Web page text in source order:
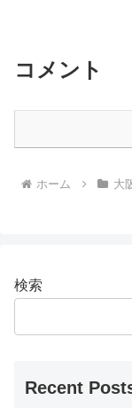
コメント
ホーム 大
検索
Recent